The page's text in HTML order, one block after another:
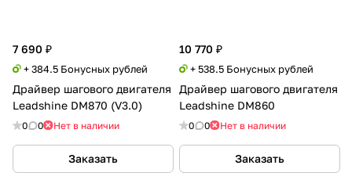
7 690 ₽
+ 384.5 Бонусных рублей
Драйвер шагового двигателя
Leadshine DM870 (V3.0)
0 0 Нет в наличии
Заказать
10 770 ₽
+ 538.5 Бонусных рублей
Драйвер шагового двигателя
Leadshine DM860
0 0 Нет в наличии
Заказать